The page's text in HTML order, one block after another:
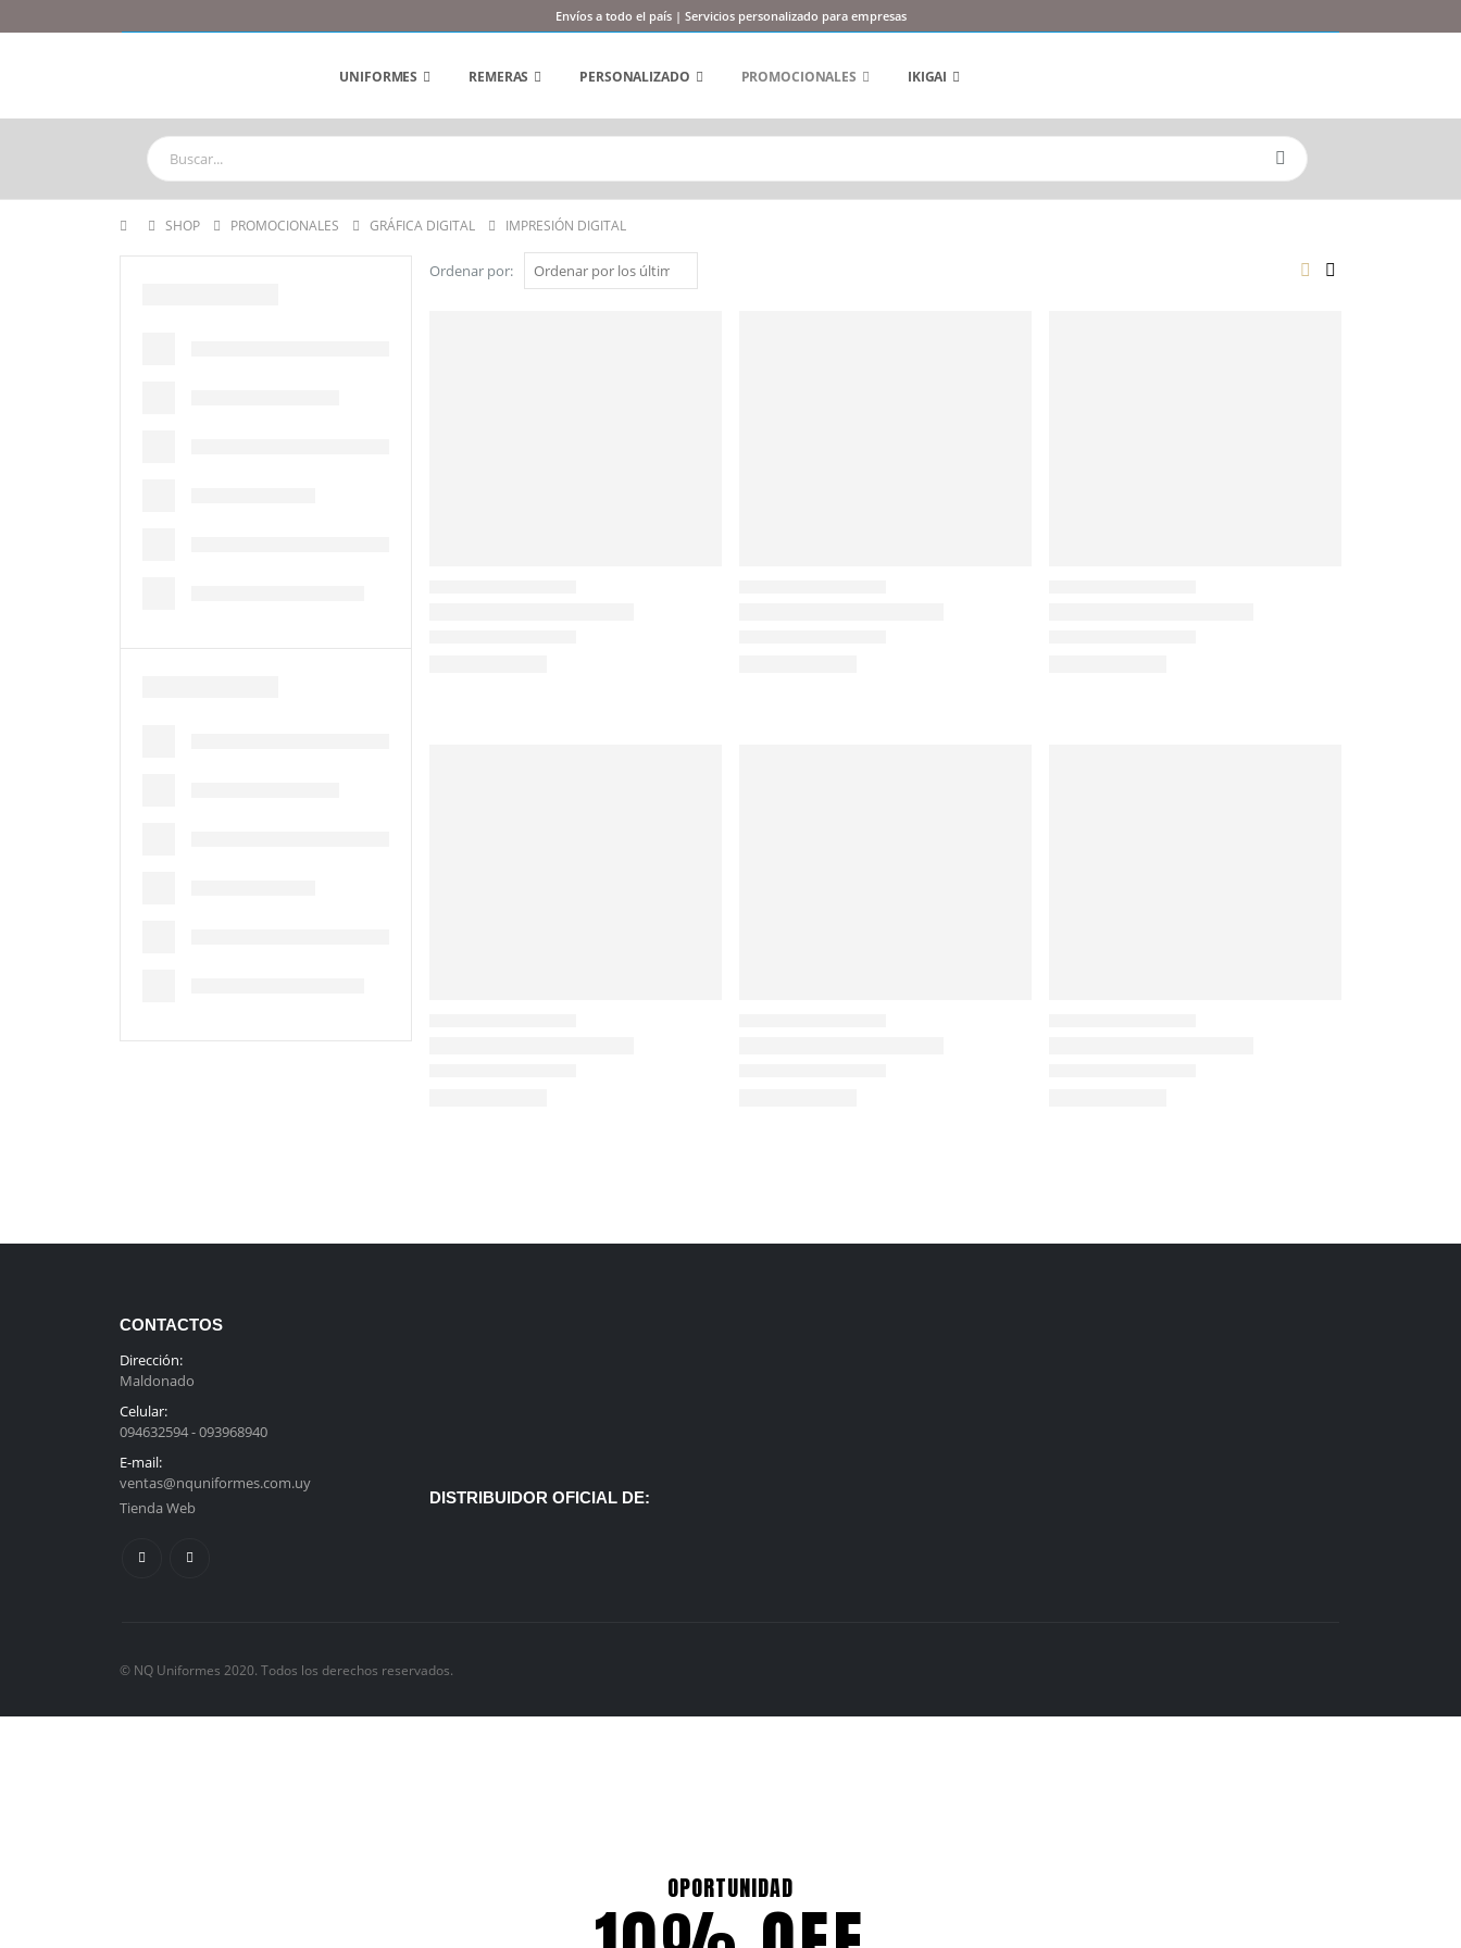
Envíos a todo el país | Servicios personalizado para empresas
UNIFORMES REMERAS PERSONALIZADO PROMOCIONALES IKIGAI
SHOP PROMOCIONALES GRÁFICA DIGITAL IMPRESIÓN DIGITAL
Ordenar por:
CONTACTOS
Dirección:
Maldonado
Celular:
094632594 - 093968940
E-mail:
ventas@nquniformes.com.uy
Tienda Web
DISTRIBUIDOR OFICIAL DE:
© NQ Uniformes 2020. Todos los derechos reservados.
OPORTUNIDAD